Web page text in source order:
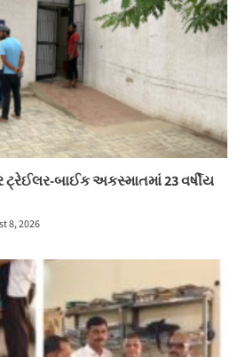
ટ્રેઈલર-બાઈક અકસ્માતમાં 23 વર્ષીય
8, 2026